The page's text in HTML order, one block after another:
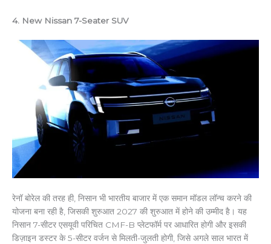
4. New Nissan 7-Seater SUV
रेनॉ बोरेल की तरह ही, निसान भी भारतीय बाजार में एक समान मॉडल लॉन्च करने की
योजना बना रही है, जिसकी शुरुआत 2027 की शुरुआत में होने की उम्मीद है। यह
निसान 7-सीटर एसयूवी परिचित CMF-B प्लेटफॉर्म पर आधारित होगी और इसकी
डिज़ाइन डस्टर के 5-सीटर वर्जन से मिलती-जुलती होगी, जिसे अगले साल भारत में